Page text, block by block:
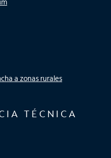
a zonas rurales
TÉCNICA